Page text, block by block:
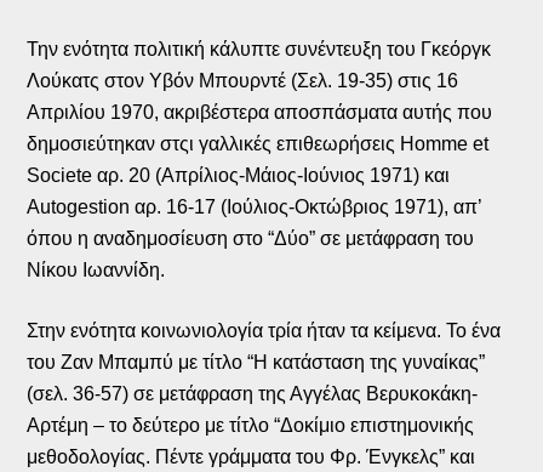
Την ενότητα πολιτική κάλυπτε συνέντευξη του Γκεόργκ
Λούκατς στον Υβόν Μπουρντέ (Σελ. 19-35) στις 16
Απριλίου 1970, ακριβέστερα αποσπάσματα αυτής που
δημοσιεύτηκαν στςι γαλλικές επιθεωρήσεις Homme et
Societe αρ. 20 (Απρίλιος-Μάιος-Ιούνιος 1971) και
Autogestion αρ. 16-17 (Ιούλιος-Οκτώβριος 1971), απ’
όπου η αναδημοσίευση στο “Δύο” σε μετάφραση του
Νίκου Ιωαννίδη.
Στην ενότητα κοινωνιολογία τρία ήταν τα κείμενα. Το ένα
του Ζαν Μπαμπύ με τίτλο “Η κατάσταση της γυναίκας”
(σελ. 36-57) σε μετάφραση της Αγγέλας Βερυκοκάκη-
Αρτέμη – το δεύτερο με τίτλο “Δοκίμιο επιστημονικής
μεθοδολογίας. Πέντε γράμματα του Φρ. Ένγκελς” και